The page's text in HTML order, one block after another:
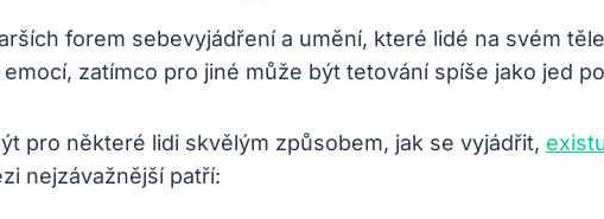
forem sebevyjádření a umění, které lidé na svém
zatímco pro jiné může být tetování spíše jako jed
pro některé lidi skvělým způsobem, jak se vyjádřit,
nejzávažnější patří: